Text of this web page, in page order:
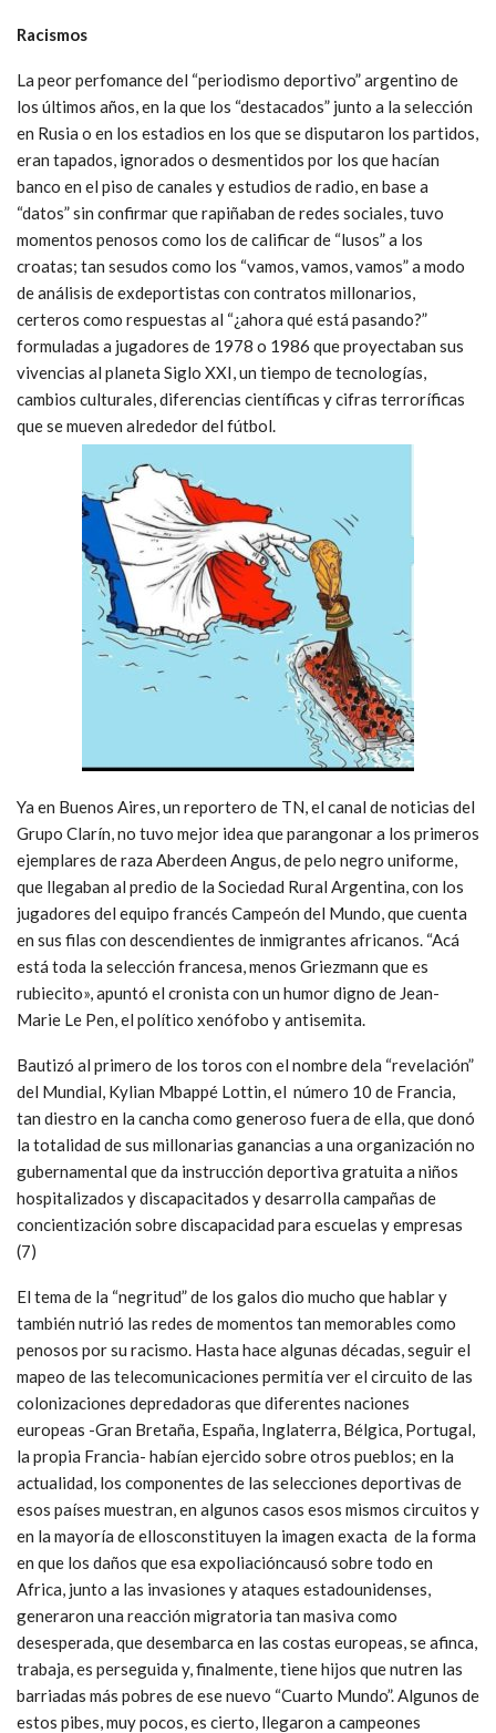
Racismos
La peor perfomance del “periodismo deportivo” argentino de
los últimos años, en la que los “destacados” junto a la selección
en Rusia o en los estadios en los que se disputaron los partidos,
eran tapados, ignorados o desmentidos por los que hacían
banco en el piso de canales y estudios de radio, en base a
“datos” sin confirmar que rapiñaban de redes sociales, tuvo
momentos penosos como los de calificar de “lusos” a los
croatas; tan sesudos como los “vamos, vamos, vamos” a modo
de análisis de exdeportistas con contratos millonarios,
certeros como respuestas al “¿ahora qué está pasando?”
formuladas a jugadores de 1978 o 1986 que proyectaban sus
vivencias al planeta Siglo XXI, un tiempo de tecnologías,
cambios culturales, diferencias científicas y cifras terroríficas
que se mueven alrededor del fútbol.
Ya en Buenos Aires, un reportero de TN, el canal de noticias del
Grupo Clarín, no tuvo mejor idea que parangonar a los primeros
ejemplares de raza Aberdeen Angus, de pelo negro uniforme,
que llegaban al predio de la Sociedad Rural Argentina, con los
jugadores del equipo francés Campeón del Mundo, que cuenta
en sus filas con descendientes de inmigrantes africanos. “Acá
está toda la selección francesa, menos Griezmann que es
rubiecito», apuntó el cronista con un humor digno de Jean-
Marie Le Pen, el político xenófobo y antisemita.
Bautizó al primero de los toros con el nombre dela “revelación”
del Mundial, Kylian Mbappé Lottin, el número 10 de Francia,
tan diestro en la cancha como generoso fuera de ella, que donó
la totalidad de sus millonarias ganancias a una organización no
gubernamental que da instrucción deportiva gratuita a niños
hospitalizados y discapacitados y desarrolla campañas de
concientización sobre discapacidad para escuelas y empresas
(7)
El tema de la “negritud” de los galos dio mucho que hablar y
también nutrió las redes de momentos tan memorables como
penosos por su racismo. Hasta hace algunas décadas, seguir el
mapeo de las telecomunicaciones permitía ver el circuito de las
colonizaciones depredadoras que diferentes naciones
europeas -Gran Bretaña, España, Inglaterra, Bélgica, Portugal,
la propia Francia- habían ejercido sobre otros pueblos; en la
actualidad, los componentes de las selecciones deportivas de
esos países muestran, en algunos casos esos mismos circuitos y
en la mayoría de ellosconstituyen la imagen exacta de la forma
en que los daños que esa expoliacióncausó sobre todo en
Africa, junto a las invasiones y ataques estadounidenses,
generaron una reacción migratoria tan masiva como
desesperada, que desembarca en las costas europeas, se afinca,
trabaja, es perseguida y, finalmente, tiene hijos que nutren las
barriadas más pobres de ese nuevo “Cuarto Mundo”. Algunos de
estos pibes, muy pocos, es cierto, llegaron a campeones